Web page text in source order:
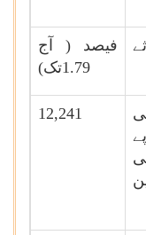
فیصد ( آج
تک)1.79
12,241